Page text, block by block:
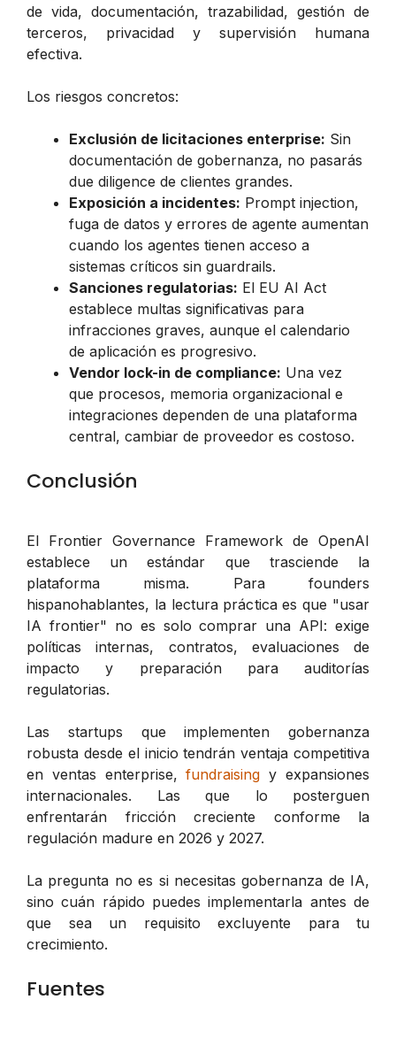
de vida, documentación, trazabilidad, gestión de
terceros, privacidad y supervisión humana
efectiva.
Los riesgos concretos:
Exclusión de licitaciones enterprise: Sin
documentación de gobernanza, no pasarás
due diligence de clientes grandes.
Exposición a incidentes: Prompt injection,
fuga de datos y errores de agente aumentan
cuando los agentes tienen acceso a
sistemas críticos sin guardrails.
Sanciones regulatorias: El EU AI Act
establece multas significativas para
infracciones graves, aunque el calendario
de aplicación es progresivo.
Vendor lock-in de compliance: Una vez
que procesos, memoria organizacional e
integraciones dependen de una plataforma
central, cambiar de proveedor es costoso.
Conclusión
El Frontier Governance Framework de OpenAI
establece un estándar que trasciende la
plataforma misma. Para founders
hispanohablantes, la lectura práctica es que "usar
IA frontier" no es solo comprar una API: exige
políticas internas, contratos, evaluaciones de
impacto y preparación para auditorías
regulatorias.
Las startups que implementen gobernanza
robusta desde el inicio tendrán ventaja competitiva
en ventas enterprise,fundraising y expansiones
internacionales. Las que lo posterguen
enfrentarán fricción creciente conforme la
regulación madure en 2026 y 2027.
La pregunta no es si necesitas gobernanza de IA,
sino cuán rápido puedes implementarla antes de
que sea un requisito excluyente para tu
crecimiento.
Fuentes